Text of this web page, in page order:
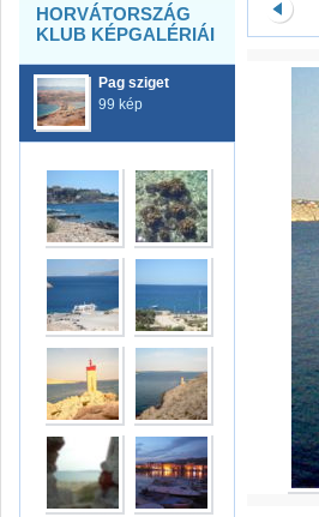
HORVÁTORSZÁG
KLUB KÉPGALÉRIÁI
Pag sziget
99 kép